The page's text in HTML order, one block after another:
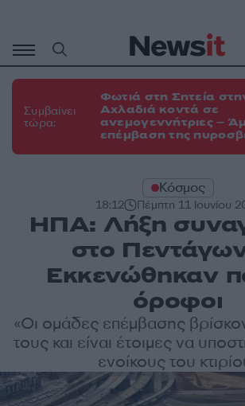
περιεχόμενο
Συμβαίνει
τώρα:
Φωτιά στη Σητεία
Αχλαδιά κοντά σε
ανεμογεννήτριες –
επέμβαση της
Κόσμος
18:12 Πέμπτη 11 Ιουνίου
ΗΠΑ: Λήξη
στο
Εκκενώθηκαν
όροφοι
«Οι ομάδες επέμβασης
τους και είναι έτοιμες να
ενοίκους του